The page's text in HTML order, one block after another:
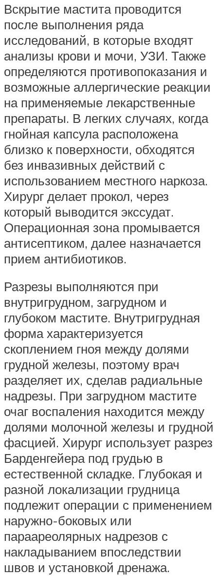
Вскрытие мастита проводится
после выполнения ряда
исследований, в которые входят
анализы крови и мочи, УЗИ. Также
определяются противопоказания и
возможные аллергические реакции
на применяемые лекарственные
препараты. В легких случаях, когда
гнойная капсула расположена
близко к поверхности, обходятся
без инвазивных действий с
использованием местного наркоза.
Хирург делает прокол, через
который выводится экссудат.
Операционная зона промывается
антисептиком, далее назначается
прием антибиотиков.
Разрезы выполняются при
внутригрудном, загрудном и
глубоком мастите. Внутригрудная
форма характеризуется
скоплением гноя между долями
грудной железы, поэтому врач
разделяет их, сделав радиальные
надрезы. При загрудном мастите
очаг воспаления находится между
долями молочной железы и грудной
фасцией. Хирург использует разрез
Барденгейера под грудью в
естественной складке. Глубокая и
разной локализации грудница
подлежит операции с применением
наружно-боковых или
параареолярных надрезов с
накладыванием впоследствии
швов и установкой дренажа.